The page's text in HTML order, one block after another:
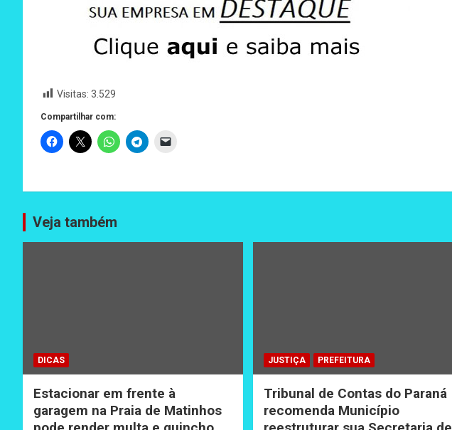
Visitas: 3.529
Compartilhar com:
Veja também
DICAS
Estacionar em frente à
garagem na Praia de Matinhos
JUSTIÇA PREFEITURA
Tribunal de Contas do Paraná
recomenda Município